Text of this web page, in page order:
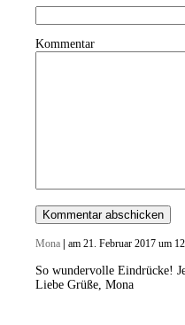
Kommentar
Mona am 21. Februar 2017 um
So wundervolle Eindrücke!
Liebe Grüße, Mona